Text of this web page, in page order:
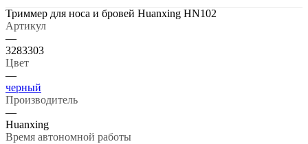
Триммер для носа и бровей Huanxing HN102
Артикул
—
3283303
Цвет
—
черный
Производитель
—
Huanxing
Время автономной работы